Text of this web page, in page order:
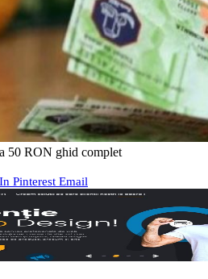
50 RON ghid complet
Pinterest Email